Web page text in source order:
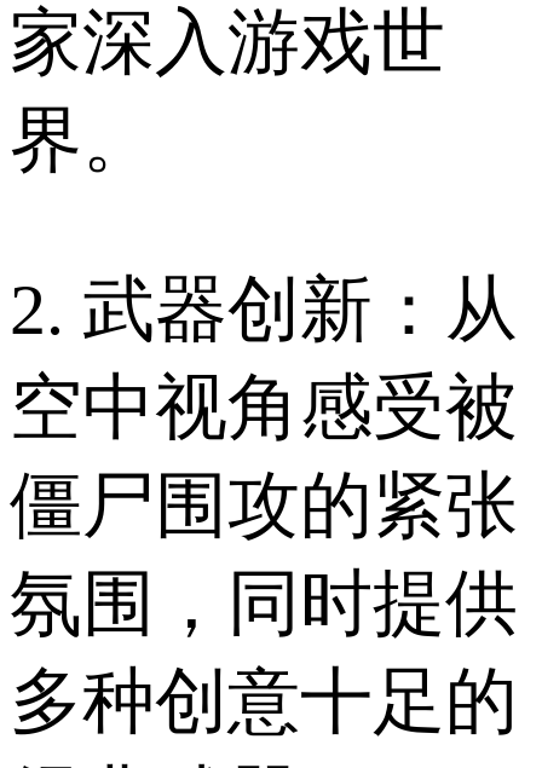
家深入游戏世
界。
2. 武器创新：从
空中视角感受被
僵尸围攻的紧张
氛围，同时提供
多种创意十足的